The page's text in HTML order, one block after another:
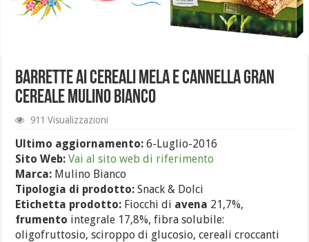
Barrette ai cereali mela e cannella Gran
Cereale Mulino Bianco
911 Visualizzazioni
Ultimo aggiornamento:6-Luglio-2016
Sito Web: Vai al sito web di riferimento
Marca: Mulino Bianco
Tipologia di prodotto: Snack & Dolci
Etichetta prodotto: Fiocchi di avena 21,7%,
frumento integrale 17,8%, fibra solubile:
oligofruttosio, sciroppo di glucosio, cereali croccanti